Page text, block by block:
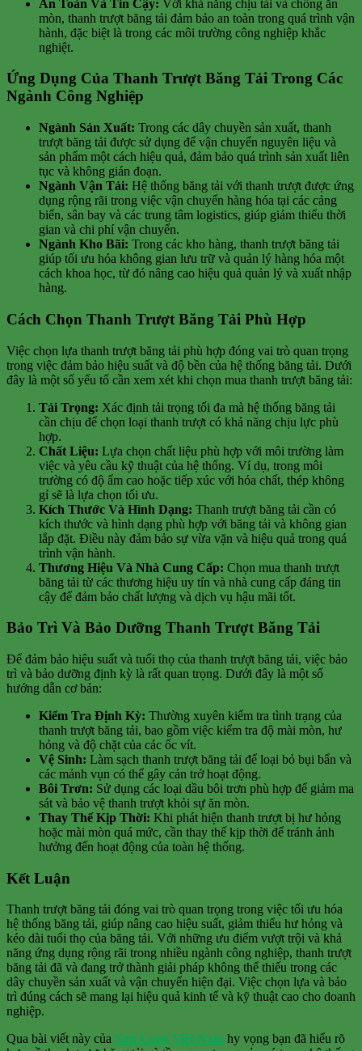
An Toàn Và Tin Cậy: Với khả năng chịu tải và chống ăn
mòn, thanh trượt băng tải đảm bảo an toàn trong quá trình vận
hành, đặc biệt là trong các môi trường công nghiệp khắc
nghiệt.
Ứng Dụng Của Thanh Trượt Băng Tải Trong Các
Ngành Công Nghiệp
Ngành Sản Xuất: Trong các dây chuyền sản xuất, thanh
trượt băng tải được sử dụng để vận chuyển nguyên liệu và
sản phẩm một cách hiệu quả, đảm bảo quá trình sản xuất liên
tục và không gián đoạn.
Ngành Vận Tải: Hệ thống băng tải với thanh trượt được ứng
dụng rộng rãi trong việc vận chuyển hàng hóa tại các cảng
biển, sân bay và các trung tâm logistics, giúp giảm thiểu thời
gian và chi phí vận chuyển.
Ngành Kho Bãi: Trong các kho hàng, thanh trượt băng tải
giúp tối ưu hóa không gian lưu trữ và quản lý hàng hóa một
cách khoa học, từ đó nâng cao hiệu quả quản lý và xuất nhập
hàng.
Cách Chọn Thanh Trượt Băng Tải Phù Hợp
Việc chọn lựa thanh trượt băng tải phù hợp đóng vai trò quan trọng
trong việc đảm bảo hiệu suất và độ bền của hệ thống băng tải. Dưới
đây là một số yếu tố cần xem xét khi chọn mua thanh trượt băng tải:
Tải Trọng: Xác định tải trọng tối đa mà hệ thống băng tải
cần chịu để chọn loại thanh trượt có khả năng chịu lực phù
hợp.
Chất Liệu: Lựa chọn chất liệu phù hợp với môi trường làm
việc và yêu cầu kỹ thuật của hệ thống. Ví dụ, trong môi
trường có độ ẩm cao hoặc tiếp xúc với hóa chất, thép không
gỉ sẽ là lựa chọn tối ưu.
Kích Thước Và Hình Dạng: Thanh trượt băng tải cần có
kích thước và hình dạng phù hợp với băng tải và không gian
lắp đặt. Điều này đảm bảo sự vừa vặn và hiệu quả trong quá
trình vận hành.
Thương Hiệu Và Nhà Cung Cấp: Chọn mua thanh trượt
băng tải từ các thương hiệu uy tín và nhà cung cấp đáng tin
cậy để đảm bảo chất lượng và dịch vụ hậu mãi tốt.
Bảo Trì Và Bảo Dưỡng Thanh Trượt Băng Tải
Để đảm bảo hiệu suất và tuổi thọ của thanh trượt băng tải, việc bảo
trì và bảo dưỡng định kỳ là rất quan trọng. Dưới đây là một số
hướng dẫn cơ bản:
Kiểm Tra Định Kỳ: Thường xuyên kiểm tra tình trạng của
thanh trượt băng tải, bao gồm việc kiểm tra độ mài mòn, hư
hỏng và độ chặt của các ốc vít.
Vệ Sinh: Làm sạch thanh trượt băng tải để loại bỏ bụi bẩn và
các mảnh vụn có thể gây cản trở hoạt động.
Bôi Trơn: Sử dụng các loại dầu bôi trơn phù hợp để giảm ma
sát và bảo vệ thanh trượt khỏi sự ăn mòn.
Thay Thế Kịp Thời: Khi phát hiện thanh trượt bị hư hỏng
hoặc mài mòn quá mức, cần thay thế kịp thời để tránh ảnh
hưởng đến hoạt động của toàn hệ thống.
Kết Luận
Thanh trượt băng tải đóng vai trò quan trọng trong việc tối ưu hóa
hệ thống băng tải, giúp nâng cao hiệu suất, giảm thiểu hư hỏng và
kéo dài tuổi thọ của băng tải. Với những ưu điểm vượt trội và khả
năng ứng dụng rộng rãi trong nhiều ngành công nghiệp, thanh trượt
băng tải đã và đang trở thành giải pháp không thể thiếu trong các
dây chuyền sản xuất và vận chuyển hiện đại. Việc chọn lựa và bảo
trì đúng cách sẽ mang lại hiệu quả kinh tế và kỹ thuật cao cho doanh
nghiệp.
Qua bài viết này của Sơn Long Việt Nam hy vọng bạn đã hiểu rõ